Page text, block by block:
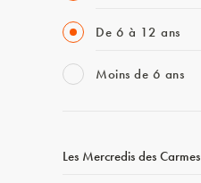
De 6 à 12 ans
Moins de 6 ans
Les Mercredis des Carmes